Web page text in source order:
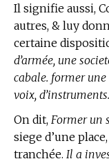
Il signifie aussi,
autres, & luy
certaine
d’armée, une
cabale. former
voix, d’instruments.
On dit, Former un
siege d’une
tranchée. Il a